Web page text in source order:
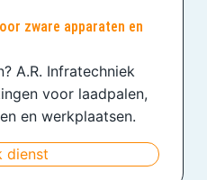
zware apparaten en
A.R. Infratechniek
voor laadpalen,
en werkplaatsen.
dienst